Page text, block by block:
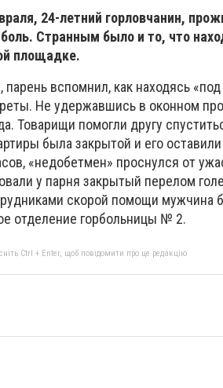
24-летний горловчанин,
Странным было и то, что
площадке.
парень вспомнил, как находясь
Не удержавшись в оконном
Товарищи помогли другу
была закрытой и его
«недобетмен» проснулся от
у парня закрытый перелом
скорой помощи мужчина
отделение горбольницы № 2.
Ctrl + Enter, щоб повідомити про це редакцію